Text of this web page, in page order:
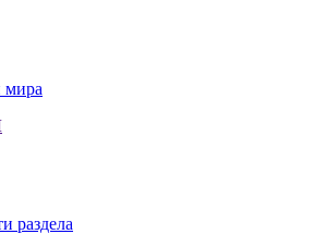
раздела